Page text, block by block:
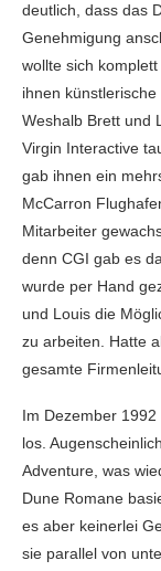
deutlich, dass das
Genehmigung
wollte sich
ihnen
Weshalb Brett und
Virgin Interactive
gab ihnen ein
McCarron
Mitarbeiter
denn CGI gab es
wurde per Hand
und Louis die
zu arbeiten. Hatte
gesamte
Im Dezember
los.
Adventure, was
Dune Romane
es aber keinerlei
sie parallel von